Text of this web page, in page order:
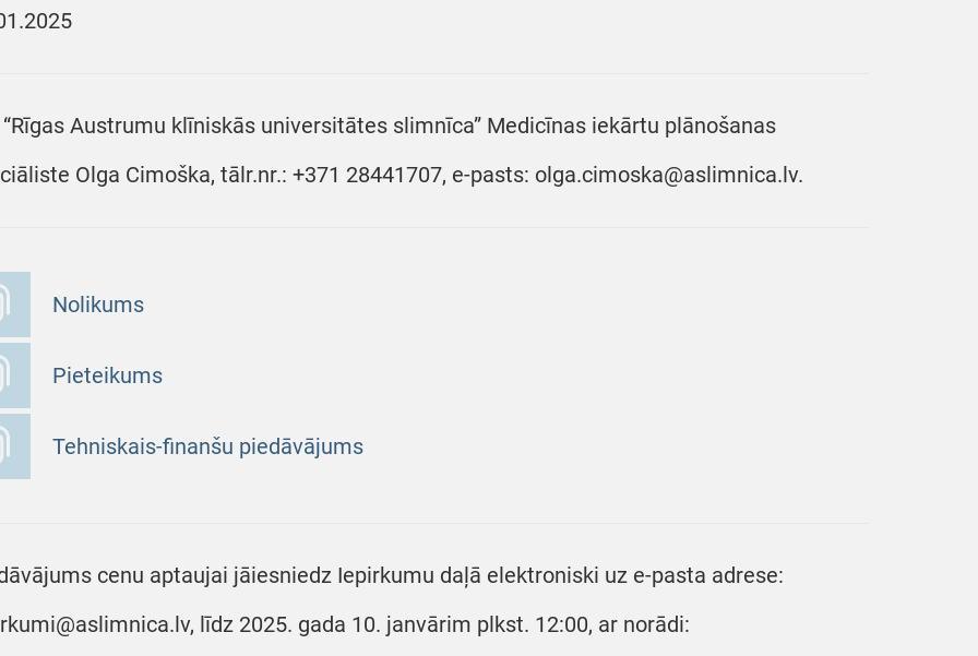
“Rīgas Austrumu klīniskās universitātes slimnīca” Medicīnas iekārtu plānošanas
Olga Cimoška, tālr.nr.: +371 28441707, e-pasts: olga.cimoska@aslimnica.lv.
Nolikums
Pieteikums
Tehniskais-finanšu piedāvājums
cenu aptaujai jāiesniedz Iepirkumu daļā elektroniski uz e-pasta adrese:
līdz 2025. gada 10. janvārim plkst. 12:00, ar norādi: